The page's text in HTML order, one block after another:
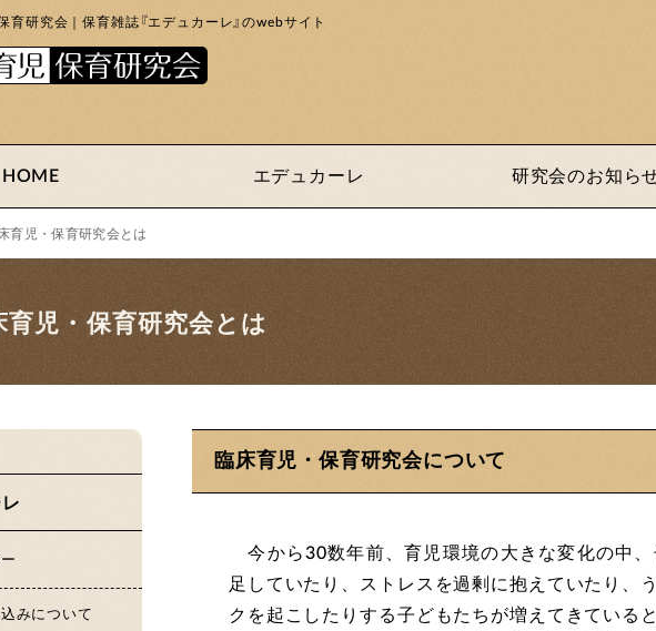
育研究会｜保育雑誌『エデュカーレ』のwebサイト
HOME エデュカーレ 研究会のお知ら
育児・保育研究会とは
育児・保育研究会とは
臨床育児・保育研究会について
今から30数年前、育児環境の大きな変化の中
足していたり、ストレスを過剰に抱えていたり、
クを起こしたりする子どもたちが増えてきている
みについて